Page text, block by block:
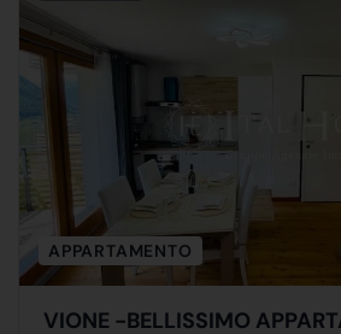
APPARTAMENTO
VIONE -BELLISSIMO